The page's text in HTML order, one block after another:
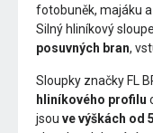
fotobuněk, majáku
Silný hliníkový
posuvných bran,
Sloupky značky FL
hliníkového profilu
jsouve výškách od